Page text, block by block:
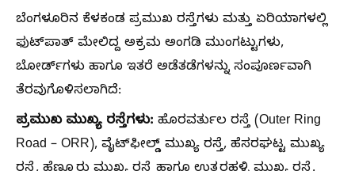
ಬೆಂಗಳೂರಿನ ಕೆಳಕಂಡ ಪ್ರಮುಖ ರಸ್ತೆಗಳು ಮತ್ತು ಏರಿಯಾಗಳಲ್ಲಿ
ಫುಟ್‌ಪಾತ್ ಮೇಲಿದ್ದ ಅಕ್ರಮ ಅಂಗಡಿ ಮುಂಗಟ್ಟುಗಳು,
ಬೋರ್ಡ್‌ಗಳು ಹಾಗೂ ಇತರೆ ಅಡೆತಡೆಗಳನ್ನು ಸಂಪೂರ್ಣವಾಗಿ
ತೆರವುಗೊಳಿಸಲಾಗಿದೆ:
ಪ್ರಮುಖ ಮುಖ್ಯ ರಸ್ತೆಗಳು: ಹೊರವರ್ತುಲ ರಸ್ತೆ (Outer Ring
Road – ORR), ವೈಟ್‌ಫೀಲ್ಡ್ ಮುಖ್ಯ ರಸ್ತೆ, ಹೆಸರಘಟ್ಟ ಮುಖ್ಯ